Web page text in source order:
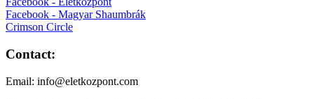
Facebook - Magyar Shaumbrák
Crimson Circle
Contact:
Email: info@eletkozpont.com